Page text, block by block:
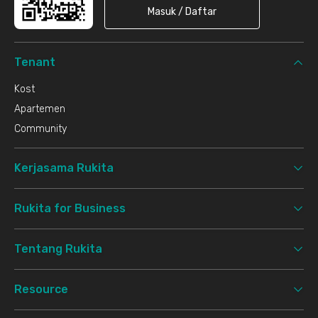
Masuk / Daftar
Tenant
Kost
Apartemen
Community
Kerjasama Rukita
Rukita for Business
Tentang Rukita
Resource